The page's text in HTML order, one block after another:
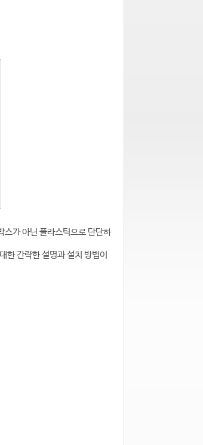
스가 아닌 플라스틱으로 단단하
한 간략한 설명과 설치 방법이